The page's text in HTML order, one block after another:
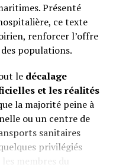
libyenne pour
confondait avec des
intervention dont
plus en plus
juge l’homme
qui juge la
tragique
remise.
Présenté
ce texte
renforcer l’offre
populations.
le décalage
et les réalités
la majorité peine à
ou un centre de
sanitaires
privilégiés
membres du